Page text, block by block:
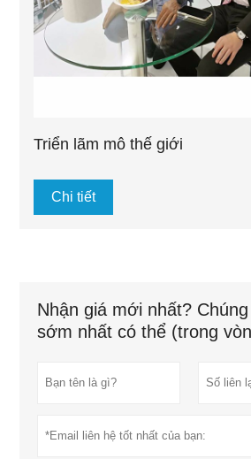
Triển lãm mô thế giới
Chi tiết
Nhận giá mới nhất?
sớm nhất có thể (trong